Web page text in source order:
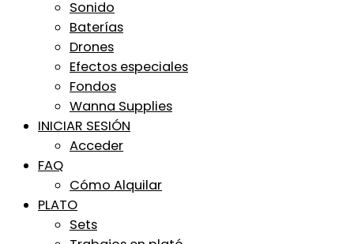
Sonido
Baterías
Drones
Efectos especiales
Fondos
Wanna Supplies
INICIAR SESIÓN
Acceder
FAQ
Cómo Alquilar
PLATO
Sets